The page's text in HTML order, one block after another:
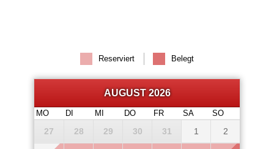
Reserviert Belegt
AUGUST 2026
MO DI MI DO FR SA SO
27 28 29 30 31 1 2